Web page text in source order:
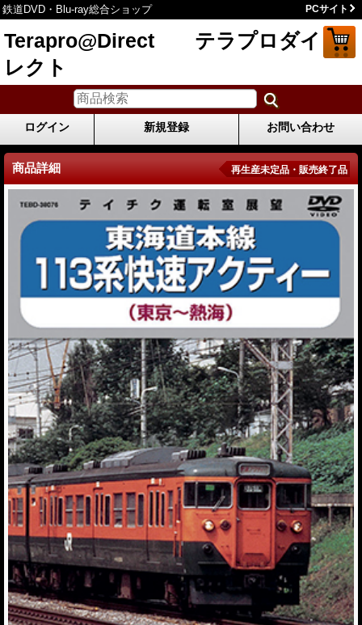
鉄道DVD・Blu-ray総合ショップ PCサイト
Terapro@Direct テラプロダイ
レクト
ログイン 新規登録 お問い合わせ
商品詳細 再生産未定品・販売終了品